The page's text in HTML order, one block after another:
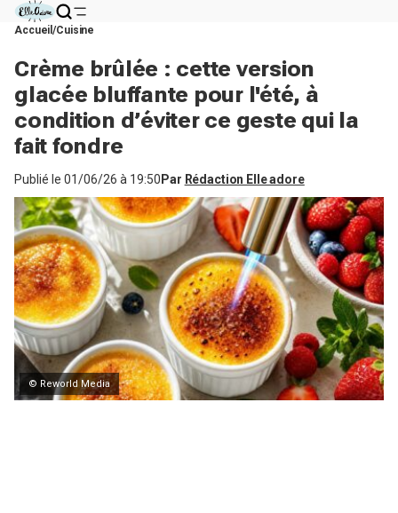
Accueil Cuisine
Crème brûlée : cette version
glacée bluffante pour l'été, à
condition d’éviter ce geste qui la
fait fondre
Publié le 01/06/26 à 19:50 Par Rédaction Elle adore
© Reworld Media